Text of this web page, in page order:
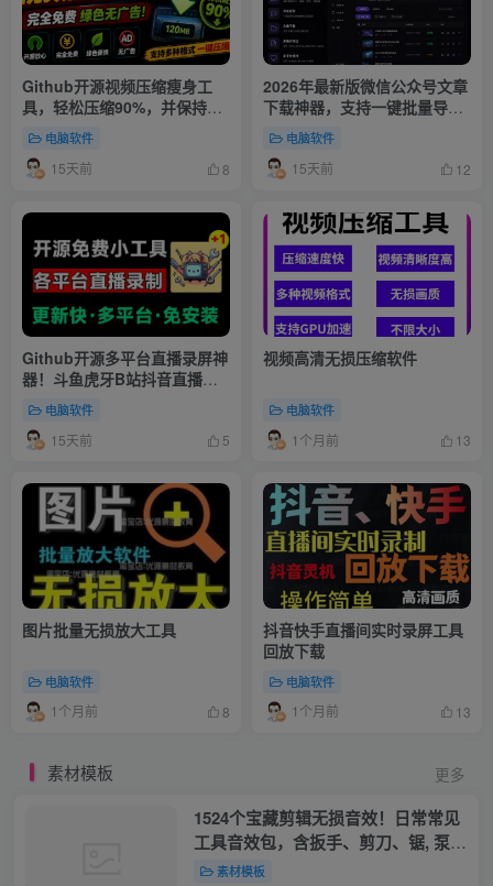
Github开源视频压缩瘦身工
具，轻松压缩90%，并保持画
质清晰，完全免费绿色无广
告！电脑软件
15天前 8
2026年最新版微信公众号文章
下载神器，支持一键批量导出
含图片视频评论，还能保存合
集！电脑软件
15天前 12
Github开源多平台直播录屏神
器！斗鱼虎牙B站抖音直播全
主动监控录制，免费使用！
电脑软件
15天前 5
视频高清无损压缩软件
电脑软件
1个月前 13
图片批量无损放大工具
电脑软件
1个月前 8
抖音快手直播间实时录屏工具
回放下载
电脑软件
1个月前 13
素材模板 更多
1524个宝藏剪辑无损音效！日常常见
工具音效包，含扳手、剪刀、锯, 泵,
斧头，锤子工具等，中文分类
素材模板